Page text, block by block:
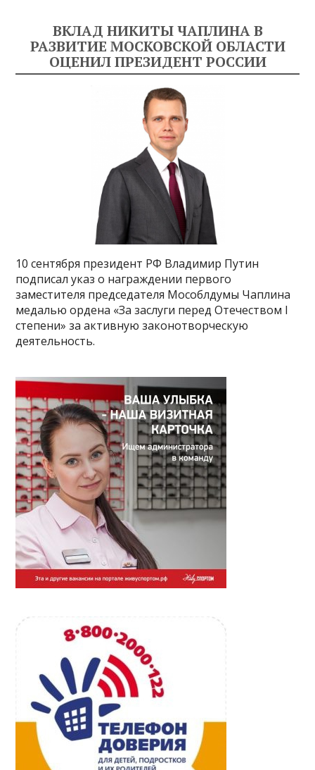
ВКЛАД НИКИТЫ ЧАПЛИНА В
РАЗВИТИЕ МОСКОВСКОЙ ОБЛАСТИ
ОЦЕНИЛ ПРЕЗИДЕНТ РОССИИ
10 сентября президент РФ Владимир Путин
подписал указ о награждении первого
заместителя председателя Мособлдумы Чаплина
медалью ордена «За заслуги перед Отечеством I
степени» за активную законотворческую
деятельность.